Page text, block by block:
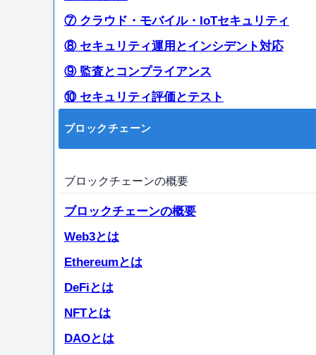
⑦ クラウド・モバイル・IoTセキュリティ
⑧ セキュリティ運用とインシデント対応
⑨ 監査とコンプライアンス
⑩ セキュリティ評価とテスト
ブロックチェーン
ブロックチェーンの概要
ブロックチェーンの概要
Web3とは
Ethereumとは
DeFiとは
NFTとは
DAOとは